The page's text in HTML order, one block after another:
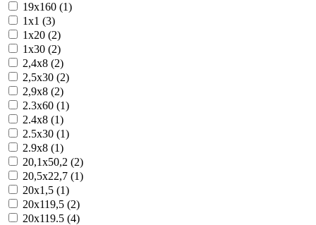
19x160 (1)
1x1 (3)
1x20 (2)
1x30 (2)
2,4x8 (2)
2,5x30 (2)
2,9x8 (2)
2.3x60 (1)
2.4x8 (1)
2.5x30 (1)
2.9x8 (1)
20,1x50,2 (2)
20,5x22,7 (1)
20x1,5 (1)
20x119,5 (2)
20x119.5 (4)